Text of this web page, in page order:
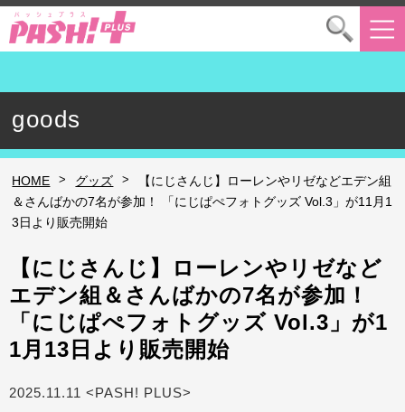
goods
HOME > グッズ >
【にじさんじ】ローレンやリゼなどエデン組
＆さんばかの7名が参加！ 「にじぱぺフォトグッズ Vol.3」が11月1
3日より販売開始
【にじさんじ】ローレンやリゼなど
エデン組＆さんばかの7名が参加！
「にじぱぺフォトグッズ Vol.3」が1
1月13日より販売開始
2025.11.11 <PASH! PLUS>